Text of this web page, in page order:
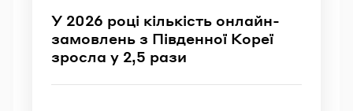
У 2026 році кількість онлайн-
замовлень з Південної Кореї
зросла у 2,5 рази